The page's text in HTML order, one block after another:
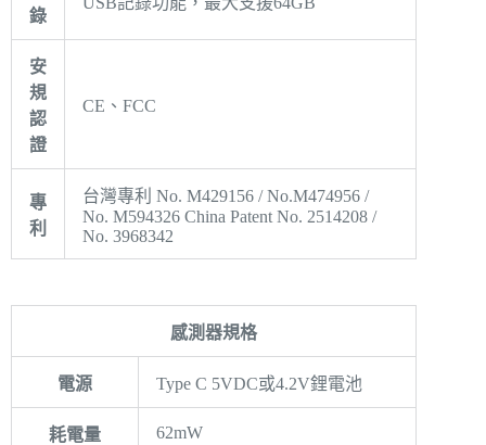
錄
安
規
認
證
CE、FCC
專
利
台灣專利 No. M429156 / No.M474956 /
No. M594326 China Patent No. 2514208 /
No. 3968342
感測器規格
電源 Type C 5VDC或4.2V鋰電池
耗電量 62mW